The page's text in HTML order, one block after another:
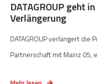
DATAGROUP geht
Verlängerung
DATAGROUP verlängert die
Partnerschaft mit Mainz 05,